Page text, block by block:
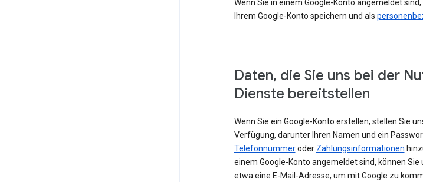
Wenn Sie in einem Google-Konto angemeldet
Ihrem Google-Konto speichern und als
Daten, die Sie uns bei der
Dienste bereitstellen
Wenn Sie ein Google-Konto erstellen, stellen Sie
Verfügung, darunter Ihren Namen und ein
Telefonnummeroder Zahlungsinformationen
einem Google-Konto angemeldet sind, können
etwa eine E-Mail-Adresse, um mit Google zu